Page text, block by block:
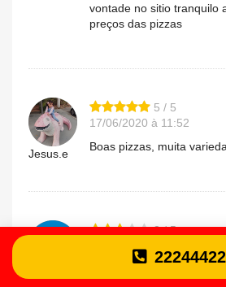
vontade no sitio tranquilo
preços das pizzas
Jesus.e
5 / 5
17/06/2020 à 11:52
Boas pizzas, muita
luis.a
3 / 5